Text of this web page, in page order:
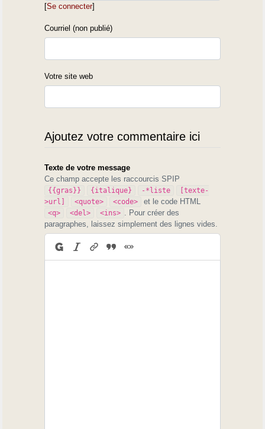
[Se connecter]
Courriel (non publié)
Votre site web
Ajoutez votre commentaire ici
Texte de votre message
Ce champ accepte les raccourcis SPIP
{{gras}} {italique} -*liste
[texte-
>url]
<quote> <code> et le code HTML
<q> <del> <ins>
. Pour créer des
paragraphes, laissez simplement des lignes vides.